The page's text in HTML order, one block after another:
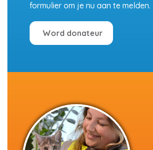
formulier om je nu aan te melden.
Word donateur